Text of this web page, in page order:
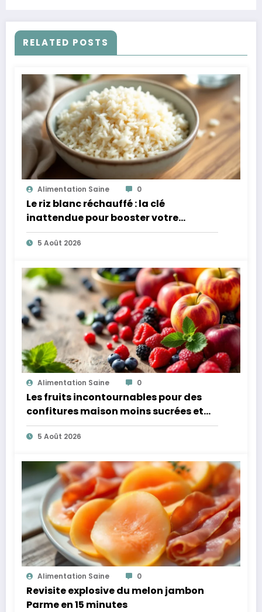
RELATED POSTS
Alimentation Saine 0
Le riz blanc réchauffé : la clé
inattendue pour booster votre
microbiote
5 Août 2026
Alimentation Saine 0
Les fruits incontournables pour des
confitures maison moins sucrées et
plus légères
5 Août 2026
Alimentation Saine 0
Revisite explosive du melon jambon
Parme en 15 minutes